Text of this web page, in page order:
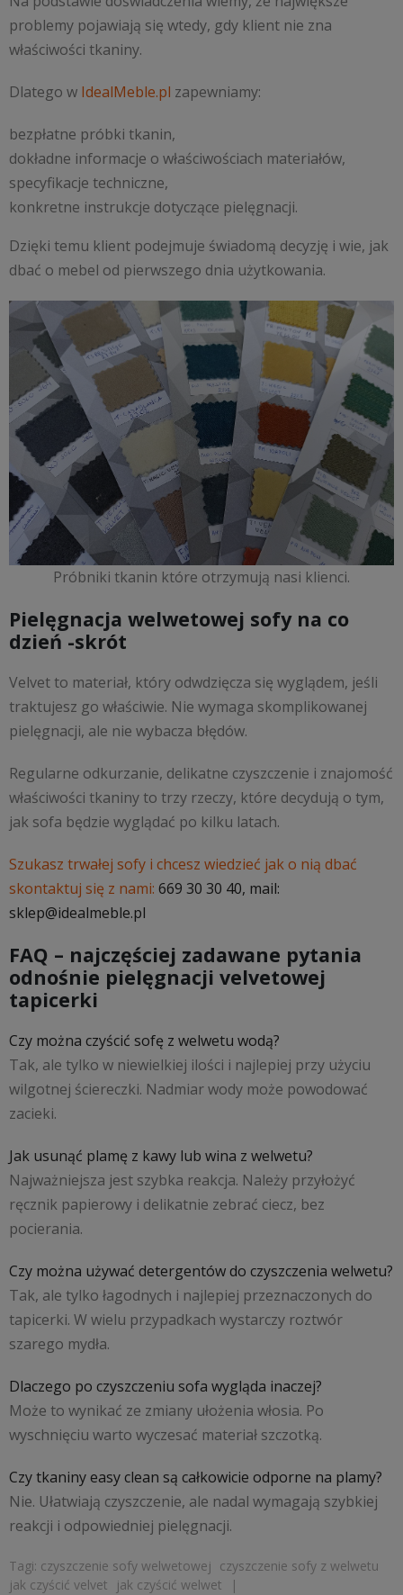
problemy pojawiają się wtedy, gdy klient nie zna
właściwości tkaniny.
Dlatego w IdealMeble.pl zapewniamy:
bezpłatne próbki tkanin,
dokładne informacje o właściwościach materiałów,
specyfikacje techniczne,
konkretne instrukcje dotyczące pielęgnacji.
Dzięki temu klient podejmuje świadomą decyzję i wie, jak
dbać o mebel od pierwszego dnia użytkowania.
Próbniki tkanin które otrzymują nasi klienci.
Pielęgnacja welwetowej sofy na co
dzień -skrót
Velvet to materiał, który odwdzięcza się wyglądem, jeśli
traktujesz go właściwie. Nie wymaga skomplikowanej
pielęgnacji, ale nie wybacza błędów.
Regularne odkurzanie, delikatne czyszczenie i znajomość
właściwości tkaniny to trzy rzeczy, które decydują o tym,
jak sofa będzie wyglądać po kilku latach.
Szukasz trwałej sofy i chcesz wiedzieć jak o nią dbać
skontaktuj się z nami: 669 30 30 40, mail:
sklep@idealmeble.pl
FAQ – najczęściej zadawane pytania
odnośnie pielęgnacji velvetowej
tapicerki
Czy można czyścić sofę z welwetu wodą?
Tak, ale tylko w niewielkiej ilości i najlepiej przy użyciu
wilgotnej ściereczki. Nadmiar wody może powodować
zacieki.
Jak usunąć plamę z kawy lub wina z welwetu?
Najważniejsza jest szybka reakcja. Należy przyłożyć
ręcznik papierowy i delikatnie zebrać ciecz, bez
pocierania.
Czy można używać detergentów do czyszczenia welwetu?
Tak, ale tylko łagodnych i najlepiej przeznaczonych do
tapicerki. W wielu przypadkach wystarczy roztwór
szarego mydła.
Dlaczego po czyszczeniu sofa wygląda inaczej?
Może to wynikać ze zmiany ułożenia włosia. Po
wyschnięciu warto wyczesać materiał szczotką.
Czy tkaniny easy clean są całkowicie odporne na plamy?
Nie. Ułatwiają czyszczenie, ale nadal wymagają szybkiej
reakcji i odpowiedniej pielęgnacji.
Tagi: czyszczenie sofy welwetowej czyszczenie sofy z welwetu
jak czyścić velvet
jak czyścić welwet
|